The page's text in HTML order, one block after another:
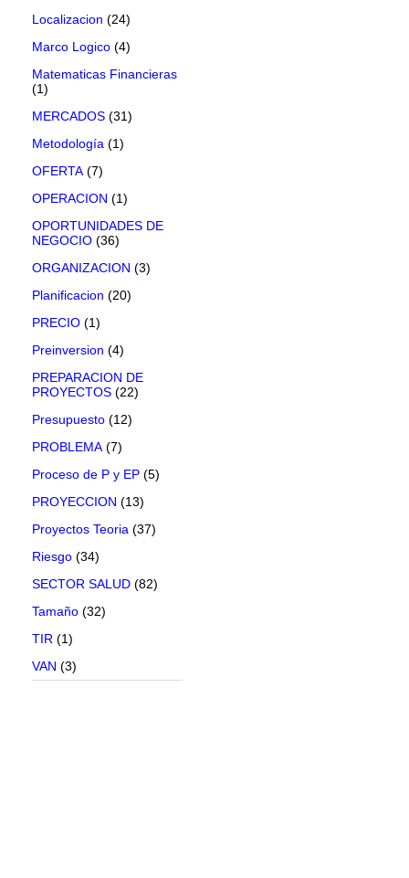
Localizacion (24)
Marco Logico (4)
Matematicas Financieras
(1)
MERCADOS (31)
Metodología (1)
OFERTA (7)
OPERACION (1)
OPORTUNIDADES DE
NEGOCIO (36)
ORGANIZACION (3)
Planificacion (20)
PRECIO (1)
Preinversion (4)
PREPARACION DE
PROYECTOS (22)
Presupuesto (12)
PROBLEMA (7)
Proceso de P y EP (5)
PROYECCION (13)
Proyectos Teoria (37)
Riesgo (34)
SECTOR SALUD (82)
Tamaño (32)
TIR (1)
VAN (3)